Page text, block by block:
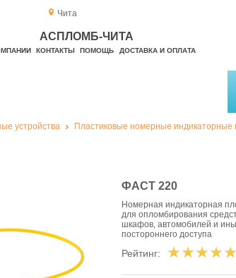
Чита
АСПЛОМБ-ЧИТА
КОНТАКТЫ ПОМОЩЬ ДОСТАВКА И ОПЛАТА
устройства Пластиковые номерные индикаторные
ФАСТ 220
Номерная индикаторная
для опломбирования
шкафов, автомобилей и
постороннего доступа
Рейтинг: